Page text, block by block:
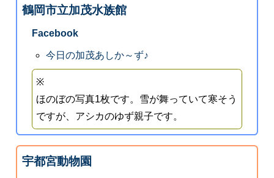
鶴岡市立加茂水族館
Facebook
今日の加茂あしか～ず♪
※
ほのぼの写真1枚です。雪が舞っていて寒そう
ですが、アシカのゆず親子です。
宇都宮動物園